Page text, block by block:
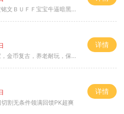
文ＢＵＦＦ宝宝牛逼暗黑属性
金币复古，养老耐玩，保底回収
详情
割无条件领满回馈PK超爽
详情